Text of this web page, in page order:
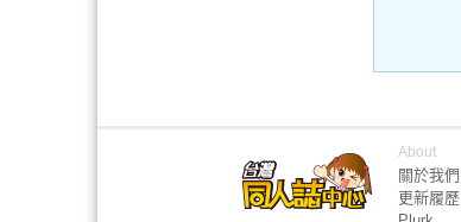
About
關於我們
更新履歷